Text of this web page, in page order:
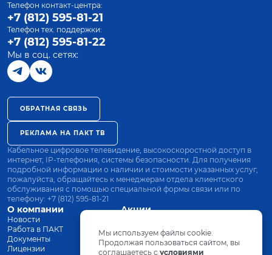
О компании
Новости
Работа в ПАКТ
Документы
Лицензии
Акции
Оплата
Оборудование
Телефон контакт-центра:
+7 (812) 595-81-21
Телефон тех. поддержки:
+7 (812) 595-81-22
Мы в соц. сетях:
ОБРАТНАЯ СВЯЗЬ
РЕКЛАМА НА ПАКТ ТВ
Кабельное цифровое телевидение, высокоскоростной доступ в
интернет, IP-телефония, системы безопасности. Для получения
подробной информации о наличии и стоимости указанных услуг,
пожалуйста, обращайтесь к менеджерам отдела клиентского
обслуживания с помощью специальной формы связи или по
телефону: +7 (812) 595-81-21
Мы используем файлы cookie.
Продолжая пользоваться сайтом, вы
соглашаетесь с условиями